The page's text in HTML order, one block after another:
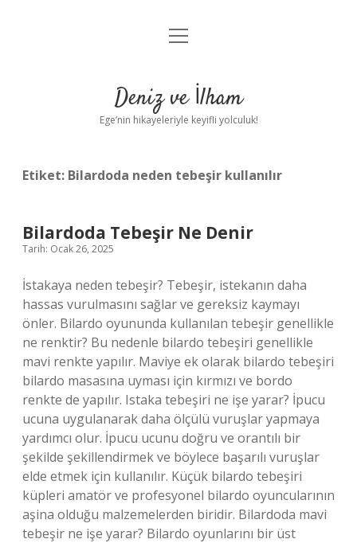
Anasayfa
Yasal Uyarı
menüyü
Deniz ve İlham
Ege’nin hikayeleriyle keyifli yolculuk!
Etiket: Bilardoda neden tebeşir kullanılır
Bilardoda Tebeşir Ne Denir
Tarih: Ocak 26, 2025
İstakaya neden tebeşir? Tebeşir, istekanın daha
hassas vurulmasını sağlar ve gereksiz kaymayı
önler. Bilardo oyununda kullanılan tebeşir genellikle
ne renktir? Bu nedenle bilardo tebeşiri genellikle
mavi renkte yapılır. Maviye ek olarak bilardo tebeşiri
bilardo masasına uyması için kırmızı ve bordo
renkte de yapılır. Istaka tebeşiri ne işe yarar? İpucu
ucuna uygulanarak daha ölçülü vuruşlar yapmaya
yardımcı olur. İpucu ucunu doğru ve orantılı bir
şekilde şekillendirmek ve böylece başarılı vuruşlar
elde etmek için kullanılır. Küçük bilardo tebeşiri
küpleri amatör ve profesyonel bilardo oyuncularının
aşina olduğu malzemelerden biridir. Bilardoda mavi
tebeşir ne işe yarar? Bilardo oyunlarını bir üst